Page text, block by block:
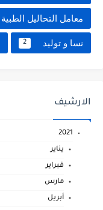
معامل التحاليل الطبية
نسا و توليد 2
الارشيف
2021
يناير
فبراير
مارس
أبريل